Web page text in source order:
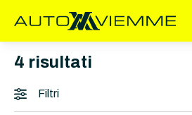
4 risultati
Filtri